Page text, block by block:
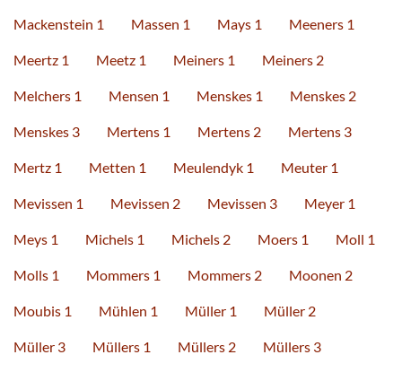
Mackenstein 1 Massen 1 Mays 1 Meeners 1
Meertz 1 Meetz 1 Meiners 1 Meiners 2
Melchers 1 Mensen 1 Menskes 1 Menskes 2
Menskes 3 Mertens 1 Mertens 2 Mertens 3
Mertz 1 Metten 1 Meulendyk 1 Meuter 1
Mevissen 1 Mevissen 2 Mevissen 3 Meyer 1
Meys 1 Michels 1 Michels 2 Moers 1 Moll 1
Molls 1 Mommers 1 Mommers 2 Moonen 2
Moubis 1 Mühlen 1 Müller 1 Müller 2
Müller 3 Müllers 1 Müllers 2 Müllers 3